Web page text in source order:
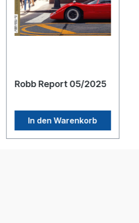
Robb Report 05/2025
In den Warenkorb